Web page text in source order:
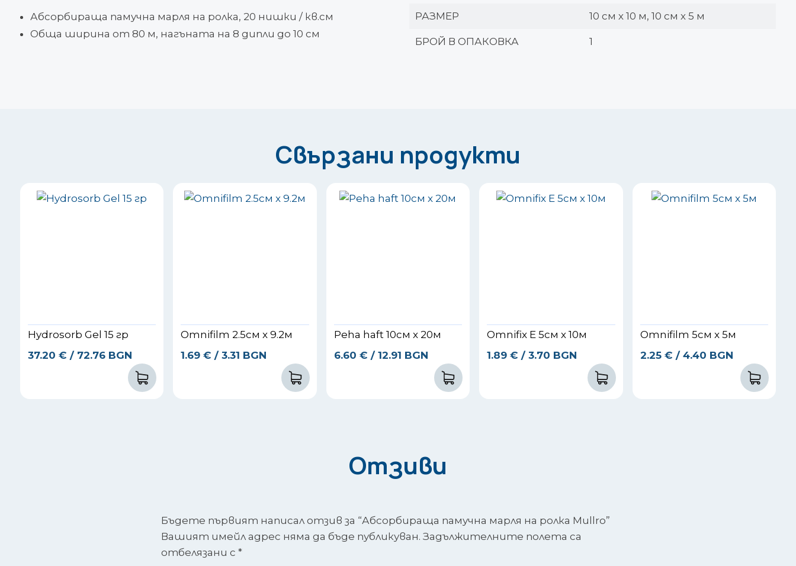
Абсорбираща памучна марля на ролка, 20 нишки / кв.см
Обща ширина от 80 м, нагъната на 8 дипли до 10 см
РАЗМЕР 10 см х 10 м, 10 см х 5 м
БРОЙ В ОПАКОВКА 1
Свързани продукти
Hydrosorb Gel 15 гр
37.20 € / 72.76 BGN
Omnifilm 2.5см x 9.2м
1.69€ / 3.31 BGN
Peha haft 10см x 20м
6.60 € / 12.91 BGN
Omnifix E 5см х 10м
1.89€ / 3.70 BGN
Omnifilm 5см x 5м
2.25 € / 4.40 BGN
Отзиви
Бъдете първият написал отзив за “Абсорбираща памучна марля на ролка Mullro”
Вашият имейл адрес няма да бъде публикуван. Задължителните полета са
отбелязани с *